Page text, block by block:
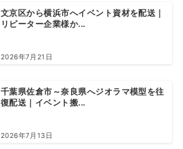
文京区から横浜市へイベント資材を配送｜
リピーター企業様か...
2026年7月21日
千葉県佐倉市～奈良県へジオラマ模型を往
復配送｜イベント搬...
2026年7月13日